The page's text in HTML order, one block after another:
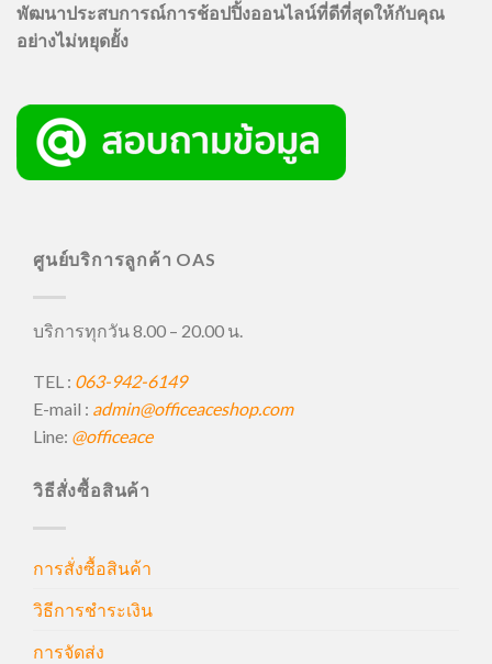
พัฒนาประสบการณ์การช้อปปิ้งออนไลน์ที่ดีที่สุดให้กับคุณ
อย่างไม่หยุดยั้ง
ศูนย์บริการลูกค้า OAS
บริการทุกวัน 8.00 – 20.00 น.
TEL : 063-942-6149
E-mail : admin@officeaceshop.com
Line: @officeace
วิธีสั่งซื้อสินค้า
การสั่งซื้อสินค้า
วิธีการชำระเงิน
การจัดส่ง